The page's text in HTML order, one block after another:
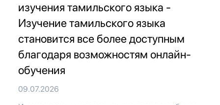
изучения тамильского языка -
Изучение тамильского языка
становится все более доступным
благодаря возможностям онлайн-
обучения
09.07.2026